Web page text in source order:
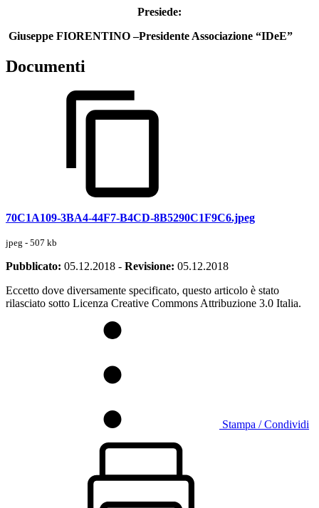
Presiede:
Giuseppe FIORENTINO–Presidente Associazione “IDeE”
Documenti
70C1A109-3BA4-44F7-B4CD-8B5290C1F9C6.jpeg
jpeg - 507 kb
Pubblicato: 05.12.2018 - Revisione: 05.12.2018
Eccetto dove diversamente specificato, questo articolo è stato
rilasciato sotto Licenza Creative Commons Attribuzione 3.0 Italia.
Stampa / Condividi